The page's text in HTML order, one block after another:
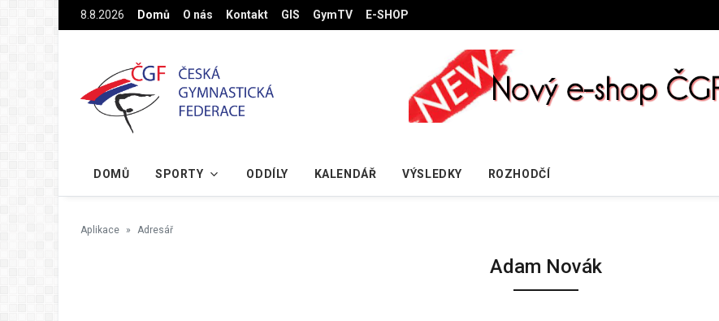
Na hlavní obsah8.8.2026 Domů O nás Kontakt GIS GymTV E-SHOP
DOMŮ SPORTY ODDÍLY KALENDÁŘ VÝSLEDKY ROZHODČÍ
Aplikace Adresář
Adam Novák